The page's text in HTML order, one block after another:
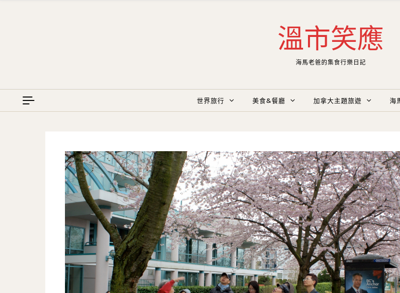
溫市笑應
海馬老爸的集食行樂日記
世界旅行 美食&餐廳 加拿大主題旅遊 海